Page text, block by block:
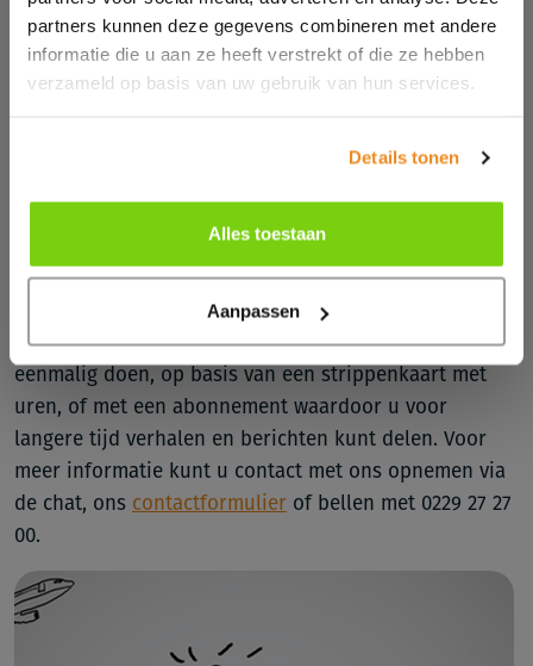
partners kunnen deze gegevens combineren met andere
informatie die u aan ze heeft verstrekt of die ze hebben
verzameld op basis van uw gebruik van hun services.
Details tonen
Alles toestaan
Aanpassen
slogan ‘Mannen weten waarom’ en het stoere karakter
te ondersteunen. Denk hierbij aan de muziek, het
verhaal en de manier van filmen. Jupiler heeft gekozen
storytelling kan ook plaatsvinden door middel van
Hulp nodig?
Wij ondersteunen graag bij het creëren van een
merkverhaal en een stukje storytelling. Dit kunnen wij
eenmalig doen, op basis van een strippenkaart met
uren, of met een abonnement waardoor u voor
langere tijd verhalen en berichten kunt delen. Voor
meer informatie kunt u contact met ons opnemen via
de chat, ons contactformulier of bellen met 0229 27 27
00.